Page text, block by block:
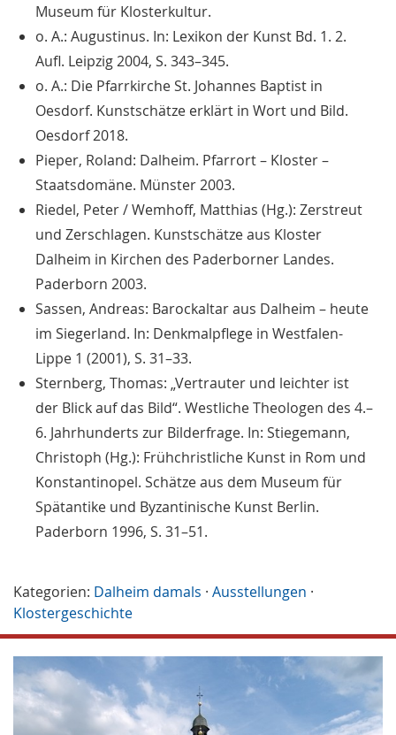
Museum für Klosterkultur.
o. A.: Augustinus. In: Lexikon der Kunst Bd. 1. 2.
Aufl. Leipzig 2004, S. 343–345.
o. A.: Die Pfarrkirche St. Johannes Baptist in
Oesdorf. Kunstschätze erklärt in Wort und Bild.
Oesdorf 2018.
Pieper, Roland: Dalheim. Pfarrort – Kloster –
Staatsdomäne. Münster 2003.
Riedel, Peter / Wemhoff, Matthias (Hg.): Zerstreut
und Zerschlagen. Kunstschätze aus Kloster
Dalheim in Kirchen des Paderborner Landes.
Paderborn 2003.
Sassen, Andreas: Barockaltar aus Dalheim – heute
im Siegerland. In: Denkmalpflege in Westfalen-
Lippe 1 (2001), S. 31–33.
Sternberg, Thomas: „Vertrauter und leichter ist
der Blick auf das Bild“. Westliche Theologen des 4.–
6. Jahrhunderts zur Bilderfrage. In: Stiegemann,
Christoph (Hg.): Frühchristliche Kunst in Rom und
Konstantinopel. Schätze aus dem Museum für
Spätantike und Byzantinische Kunst Berlin.
Paderborn 1996, S. 31–51.
Kategorien: Dalheim damals · Ausstellungen ·
Klostergeschichte